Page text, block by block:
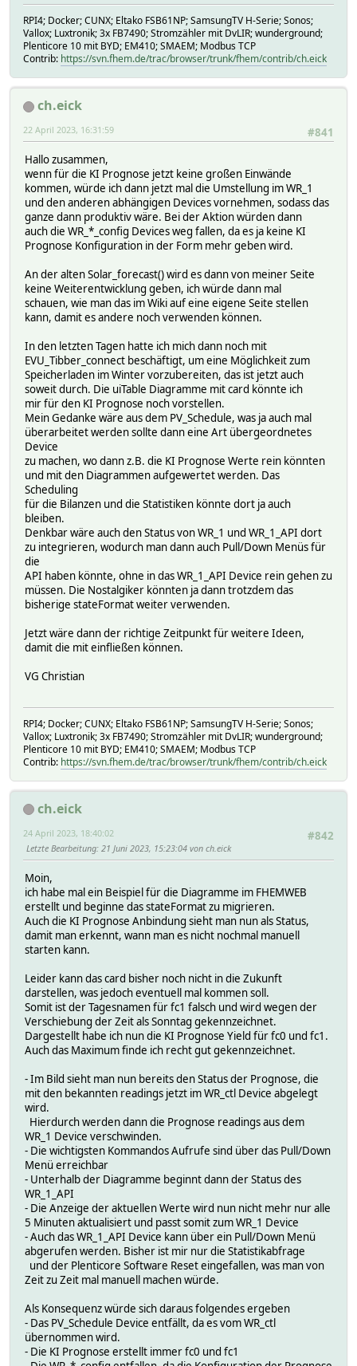
RPI4; Docker; CUNX; Eltako FSB61NP; SamsungTV H-Serie; Sonos;
Vallox; Luxtronik; 3x FB7490; Stromzähler mit DvLIR; wunderground;
Plenticore 10 mit BYD; EM410; SMAEM; Modbus TCP
Contrib: https://svn.fhem.de/trac/browser/trunk/fhem/contrib/ch.eick
ch.eick
#841
22 April 2023, 16:31:59
Hallo zusammen,
wenn für die KI Prognose jetzt keine großen Einwände
kommen, würde ich dann jetzt mal die Umstellung im WR_1
und den anderen abhängigen Devices vornehmen, sodass das
ganze dann produktiv wäre. Bei der Aktion würden dann
auch die WR_*_config Devices weg fallen, da es ja keine KI
Prognose Konfiguration in der Form mehr geben wird.
An der alten Solar_forecast() wird es dann von meiner Seite
keine Weiterentwicklung geben, ich würde dann mal
schauen, wie man das im Wiki auf eine eigene Seite stellen
kann, damit es andere noch verwenden können.
In den letzten Tagen hatte ich mich dann noch mit
EVU_Tibber_connect beschäftigt, um eine Möglichkeit zum
Speicherladen im Winter vorzubereiten, das ist jetzt auch
soweit durch. Die uiTable Diagramme mit card könnte ich
mir für den KI Prognose noch vorstellen.
Mein Gedanke wäre aus dem PV_Schedule, was ja auch mal
überarbeitet werden sollte dann eine Art übergeordnetes
Device
zu machen, wo dann z.B. die KI Prognose Werte rein könnten
und mit den Diagrammen aufgewertet werden. Das
Scheduling
für die Bilanzen und die Statistiken könnte dort ja auch
bleiben.
Denkbar wäre auch den Status von WR_1 und WR_1_API dort
zu integrieren, wodurch man dann auch Pull/Down Menüs für
die
API haben könnte, ohne in das WR_1_API Device rein gehen zu
müssen. Die Nostalgiker könnten ja dann trotzdem das
bisherige stateFormat weiter verwenden.
Jetzt wäre dann der richtige Zeitpunkt für weitere Ideen,
damit die mit einfließen können.
VG Christian
RPI4; Docker; CUNX; Eltako FSB61NP; SamsungTV H-Serie; Sonos;
Vallox; Luxtronik; 3x FB7490; Stromzähler mit DvLIR; wunderground;
Plenticore 10 mit BYD; EM410; SMAEM; Modbus TCP
Contrib: https://svn.fhem.de/trac/browser/trunk/fhem/contrib/ch.eick
ch.eick
#842
24 April 2023, 18:40:02
Letzte Bearbeitung: 21 Juni 2023, 15:23:04 von ch.eick
Moin,
ich habe mal ein Beispiel für die Diagramme im FHEMWEB
erstellt und beginne das stateFormat zu migrieren.
Auch die KI Prognose Anbindung sieht man nun als Status,
damit man erkennt, wann man es nicht nochmal manuell
starten kann.
Leider kann das card bisher noch nicht in die Zukunft
darstellen, was jedoch eventuell mal kommen soll.
Somit ist der Tagesnamen für fc1 falsch und wird wegen der
Verschiebung der Zeit als Sonntag gekennzeichnet.
Dargestellt habe ich nun die KI Prognose Yield für fc0 und fc1.
Auch das Maximum finde ich recht gut gekennzeichnet.
- Im Bild sieht man nun bereits den Status der Prognose, die
mit den bekannten readings jetzt im WR_ctl Device abgelegt
wird.
Hierdurch werden dann die Prognose readings aus dem
WR_1 Device verschwinden.
- Die wichtigsten Kommandos Aufrufe sind über das Pull/Down
Menü erreichbar
- Unterhalb der Diagramme beginnt dann der Status des
WR_1_API
- Die Anzeige der aktuellen Werte wird nun nicht mehr nur alle
5 Minuten aktualisiert und passt somit zum WR_1 Device
- Auch das WR_1_API Device kann über ein Pull/Down Menü
abgerufen werden. Bisher ist mir nur die Statistikabfrage
und der Plenticore Software Reset eingefallen, was man von
Zeit zu Zeit mal manuell machen würde.
Als Konsequenz würde sich daraus folgendes ergeben
- Das PV_Schedule Device entfällt, da es vom WR_ctl
übernommen wird.
- Die KI Prognose erstellt immer fc0 und fc1